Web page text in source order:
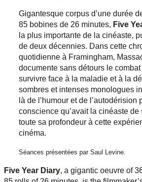
Gigantesque corpus d’une durée
85 bobines de 26 minutes, Five
la plus importante de la cinéaste,
de deux décennies. Dans cette
quotidienne à Framingham,
documente sans détours le combat
survivre face à la maladie et à la
sombres et intenses monologues
là de l’humour et de l’autodérision
conscience qu’avait la cinéaste
toute sa profondeur à cette
cinéma.
Séances présentées par Saul Levine.
Five Year Diary, a gigantic oeuvre of